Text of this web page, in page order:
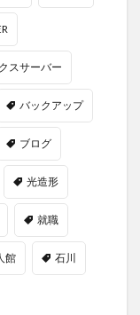
スサーバー
バックアップ
ブログ
光造形
就職
館 石川